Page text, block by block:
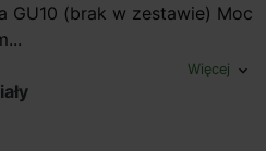
GU10 (brak w zestawie) Moc
Więcej expand_more